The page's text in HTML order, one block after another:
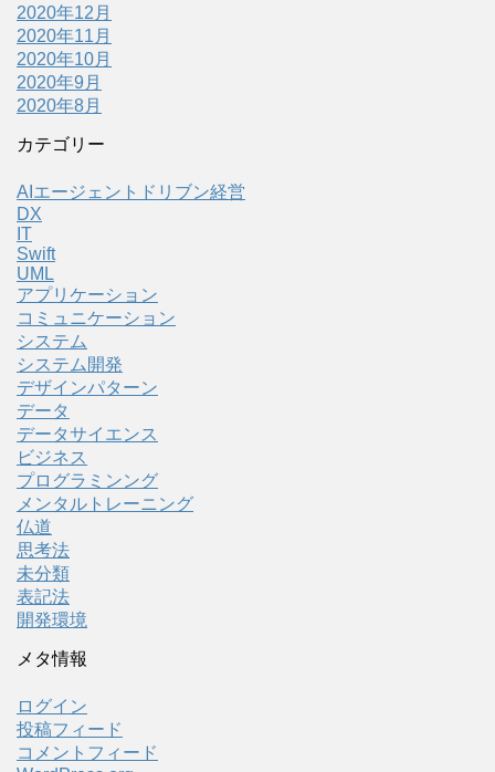
2020年12月
2020年11月
2020年10月
2020年9月
2020年8月
カテゴリー
AIエージェントドリブン経営
DX
IT
Swift
UML
アプリケーション
コミュニケーション
システム
システム開発
デザインパターン
データ
データサイエンス
ビジネス
プログラミンング
メンタルトレーニング
仏道
思考法
未分類
表記法
開発環境
メタ情報
ログイン
投稿フィード
コメントフィード